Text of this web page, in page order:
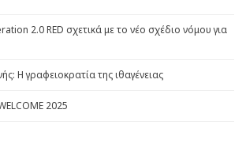
2.0 RED σχετικά με το νέο σχέδιο νόμου για
Η γραφειοκρατία της ιθαγένειας
2025